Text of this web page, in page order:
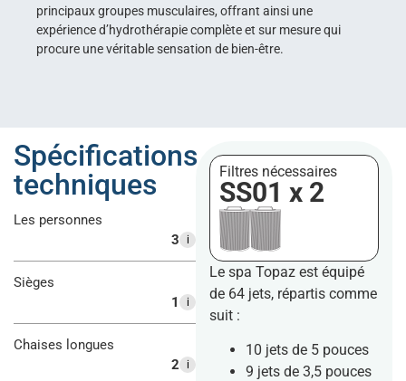
principaux groupes musculaires, offrant ainsi une
expérience d’hydrothérapie complète et sur mesure qui
procure une véritable sensation de bien-être.
Spécifications
techniques
Les personnes
3
i
Sièges
1
i
Chaises longues
2
i
Filtres nécessaires
SS01 x 2
Le spa Topaz est équipé
de 64 jets, répartis comme
suit :
10 jets de 5 pouces
9 jets de 3,5 pouces